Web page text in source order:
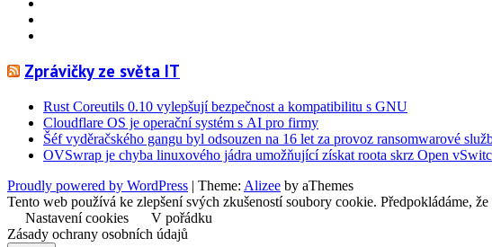
Zprávičky ze světa IT
Rust Coreutils 0.10 vylepšují bezpečnost a kompatibilitu s GNU
Cloudflare OS je operační systém s AI pro firmy
Šéf vyděračského gangu byl odsouzen na 16 let za provoz ransomwarové
OVSwrap je chyba linuxového jádra umožňující získat roota skrz Open
Proudly powered by WordPress | Theme: Alizee by aThemes
Tento web používá ke zlepšení svých zkušeností soubory cookie. Předpokládáme,
Nastavení cookies
V pořádku
Zásady ochrany osobních údajů